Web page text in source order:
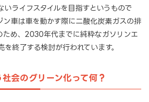
いライフスタイルを目指すというもので
ン車は車を動かす際に二酸化炭素ガスの排
ため、2030年代までに純粋なガソリンエ
を終了する検討が行われています。
会のグリーン化って何？